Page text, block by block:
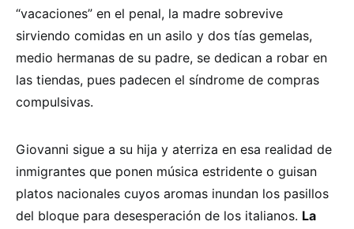
“vacaciones” en el penal, la madre sobrevive
sirviendo comidas en un asilo y dos tías gemelas,
medio hermanas de su padre, se dedican a robar en
las tiendas, pues padecen el síndrome de compras
compulsivas.
Giovanni sigue a su hija y aterriza en esa realidad de
inmigrantes que ponen música estridente o guisan
platos nacionales cuyos aromas inundan los pasillos
del bloque para desesperación de los italianos. La